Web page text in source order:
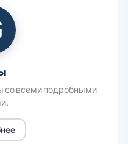
со всеми подробными